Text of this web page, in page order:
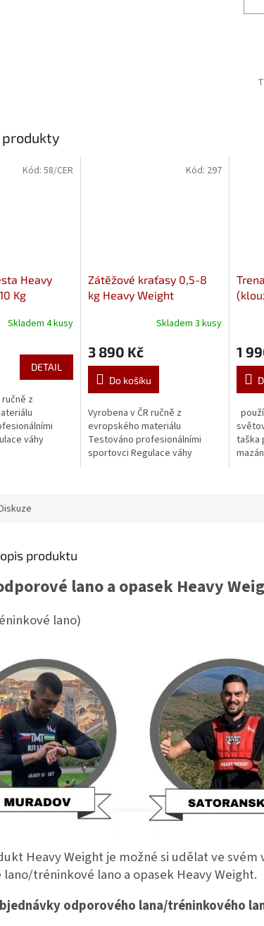
produkty
Heavy
Kg
Skladem 4 kusy
DETAIL
ručně z
váhy
Kód: 58/CER
Zátěžové kraťasy 0,5-8
kg Heavy Weight
produktu
je
5,0
z
hvězdiček.
Skladem 3 kusy
3 890 Kč
Do košíku
Vyrobena v ČR ručně z
evropského materiálu
Testováno profesionálními
sportovci Regulace váhy
Kód: 297
je
4,3
z
1
taška
produktu
lano a opasek Heavy
lano)
Heavy Weight je možné si udělat ve
tréninkové lano a opasek Heavy Weight.
odporového lana/tréninkového